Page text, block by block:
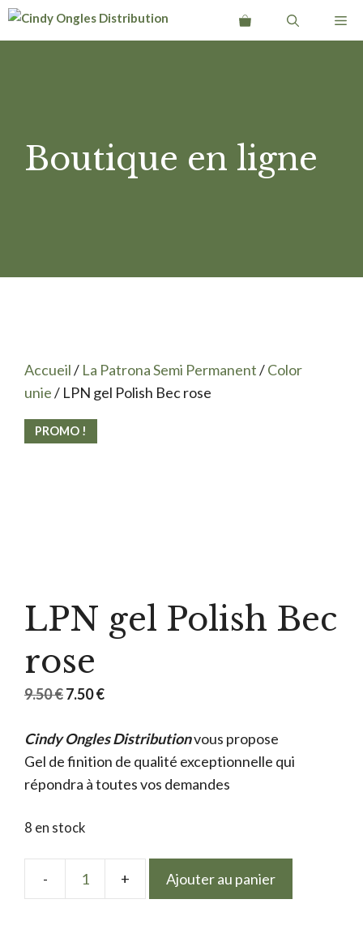
Aller
Boutique en ligne
Accueil/ La Patrona Semi Permanent/Color
unie/ LPN gel Polish Bec rose
PROMO !
LPN gel Polish Bec
rose
9.50€Le
initial
était :
9.50 €.
7.50€Le
actuel
est :
7.50 €.
Cindy Ongles Distributionvous propose
Gel de finition de qualité exceptionnelle qui
répondra à toutes vos demandes
8 en stock
quantité
Ajouter au panier